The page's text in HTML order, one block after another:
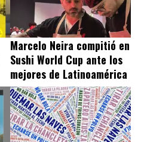
Marcelo Neira compitió en
Sushi World Cup ante los
mejores de Latinoamérica